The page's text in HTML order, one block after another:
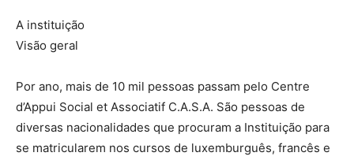
A instituição
Visão geral
Por ano, mais de 10 mil pessoas passam pelo Centre
d’Appui Social et Associatif C.A.S.A. São pessoas de
diversas nacionalidades que procuram a Instituição para
se matricularem nos cursos de luxemburguês, francês e